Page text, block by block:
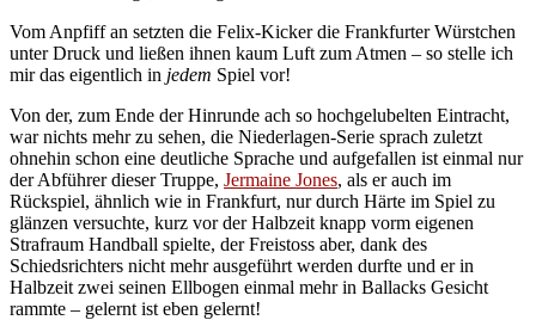
Vom Anpfiff an setzten die Felix-Kicker die Frankfurter Würstchen
unter Druck und ließen ihnen kaum Luft zum Atmen – so stelle ich
mir das eigentlich in jedem Spiel vor!
Von der, zum Ende der Hinrunde ach so hochgelubelten Eintracht,
war nichts mehr zu sehen, die Niederlagen-Serie sprach zuletzt
ohnehin schon eine deutliche Sprache und aufgefallen ist einmal nur
der Abführer dieser Truppe, Jermaine Jones, als er auch im
Rückspiel, ähnlich wie in Frankfurt, nur durch Härte im Spiel zu
glänzen versuchte, kurz vor der Halbzeit knapp vorm eigenen
Strafraum Handball spielte, der Freistoss aber, dank des
Schiedsrichters nicht mehr ausgeführt werden durfte und er in
Halbzeit zwei seinen Ellbogen einmal mehr in Ballacks Gesicht
rammte – gelernt ist eben gelernt!